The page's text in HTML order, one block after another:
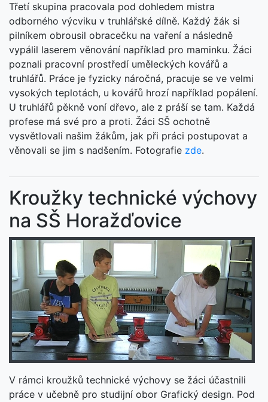
Třetí skupina pracovala pod dohledem mistra
odborného výcviku v truhlářské dílně. Každý žák si
pilníkem obrousil obracečku na vaření a následně
vypálil laserem věnování například pro maminku. Žáci
poznali pracovní prostředí uměleckých kovářů a
truhlářů. Práce je fyzicky náročná, pracuje se ve velmi
vysokých teplotách, u kovářů hrozí například popálení.
U truhlářů pěkně voní dřevo, ale z práší se tam. Každá
profese má své pro a proti. Žáci SŠ ochotně
vysvětlovali našim žákům, jak při práci postupovat a
věnovali se jim s nadšením. Fotografie zde.
Kroužky technické výchovy
na SŠ Horažďovice
V rámci kroužků technické výchovy se žáci účastnili
práce v učebně pro studijní obor Grafický design. Pod